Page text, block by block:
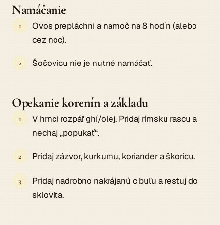
Namáčanie
Ovos prepláchni a namoč na 8 hodín (alebo
cez noc).
Šošovicu nie je nutné namáčať.
Opekanie korenín a základu
V hrnci rozpáľ ghí/olej. Pridaj rímsku rascu a
nechaj „popukať“.
Pridaj zázvor, kurkumu, koriander a škoricu.
Pridaj nadrobno nakrájanú cibuľu a restuj do
sklovita.